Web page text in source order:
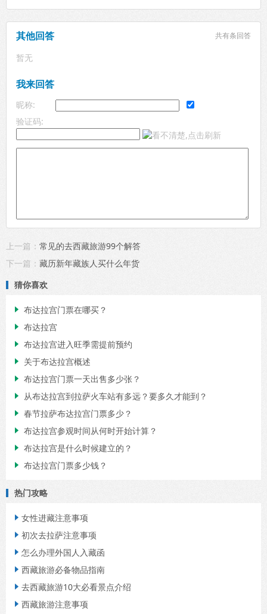
其他回答 共有条回答
暂无
我来回答
昵称:
验证码:
上一篇： 常见的去西藏旅游99个解答
下一篇： 藏历新年藏族人买什么年货
猜你喜欢
 布达拉宫门票在哪买？
 布达拉宫
 布达拉宫进入旺季需提前预约
 关于布达拉宫概述
 布达拉宫门票一天出售多少张？
 从布达拉宫到拉萨火车站有多远？要多久才能到？
 春节拉萨布达拉宫门票多少？
 布达拉宫参观时间从何时开始计算？
 布达拉宫是什么时候建立的？
 布达拉宫门票多少钱？
热门攻略
 女性进藏注意事项
 初次去拉萨注意事项
 怎么办理外国人入藏函
 西藏旅游必备物品指南
 去西藏旅游10大必看景点介绍
 西藏旅游注意事项